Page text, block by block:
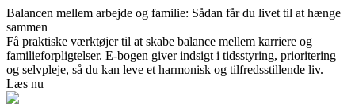
Balancen mellem arbejde og familie: Sådan får du livet til at hænge
sammen
Få praktiske værktøjer til at skabe balance mellem karriere og
familieforpligtelser. E-bogen giver indsigt i tidsstyring, prioritering
og selvpleje, så du kan leve et harmonisk og tilfredsstillende liv.
Læs nu